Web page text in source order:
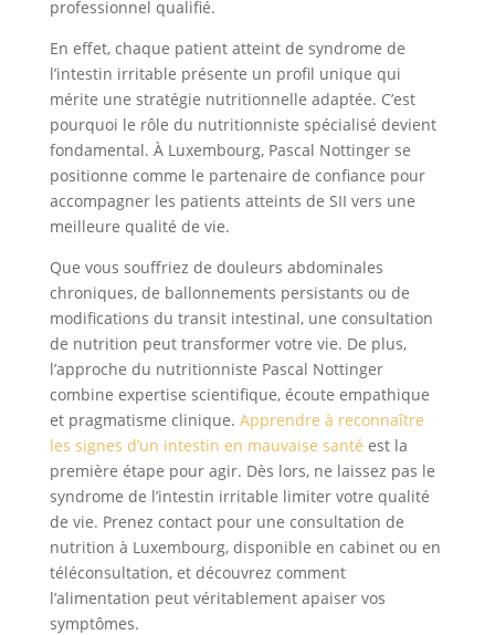
professionnel qualifié.
En effet, chaque patient atteint de syndrome de
l’intestin irritable présente un profil unique qui
mérite une stratégie nutritionnelle adaptée. C’est
pourquoi le rôle du nutritionniste spécialisé devient
fondamental. À Luxembourg, Pascal Nottinger se
positionne comme le partenaire de confiance pour
accompagner les patients atteints de SII vers une
meilleure qualité de vie.
Que vous souffriez de douleurs abdominales
chroniques, de ballonnements persistants ou de
modifications du transit intestinal, une consultation
de nutrition peut transformer votre vie. De plus,
l’approche du nutritionniste Pascal Nottinger
combine expertise scientifique, écoute empathique
et pragmatisme clinique. Apprendre à reconnaître
les signes d’un intestin en mauvaise santé est la
première étape pour agir. Dès lors, ne laissez pas le
syndrome de l’intestin irritable limiter votre qualité
de vie. Prenez contact pour une consultation de
nutrition à Luxembourg, disponible en cabinet ou en
téléconsultation, et découvrez comment
l’alimentation peut véritablement apaiser vos
symptômes.